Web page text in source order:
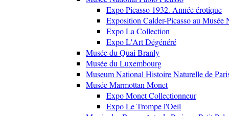
Expo Picasso 1932. Année érotique
Exposition Calder-Picasso au Musée
Expo La Collection
Expo L'Art Dégénéré
Musée du Quai Branly
Musée du Luxembourg
Museum National Histoire Naturelle de
Musée Marmottan Monet
Expo Monet Collectionneur
Expo Le Trompe l'Oeil